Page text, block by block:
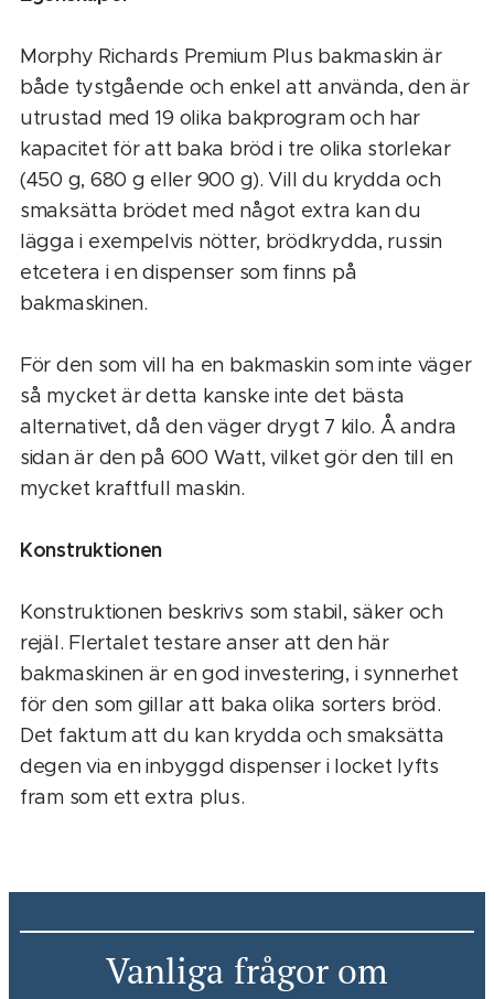
Morphy Richards Premium Plus bakmaskin är
både tystgående och enkel att använda, den är
utrustad med 19 olika bakprogram och har
kapacitet för att baka bröd i tre olika storlekar
(450 g, 680 g eller 900 g). Vill du krydda och
smaksätta brödet med något extra kan du
lägga i exempelvis nötter, brödkrydda, russin
etcetera i en dispenser som finns på
bakmaskinen.
För den som vill ha en bakmaskin som inte väger
så mycket är detta kanske inte det bästa
alternativet, då den väger drygt 7 kilo. Å andra
sidan är den på 600 Watt, vilket gör den till en
mycket kraftfull maskin.
Konstruktionen
Konstruktionen beskrivs som stabil, säker och
rejäl. Flertalet testare anser att den här
bakmaskinen är en god investering, i synnerhet
för den som gillar att baka olika sorters bröd.
Det faktum att du kan krydda och smaksätta
degen via en inbyggd dispenser i locket lyfts
fram som ett extra plus.
Vanliga frågor om